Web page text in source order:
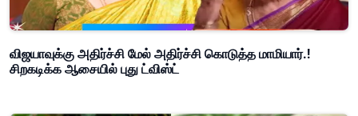
விஜயாவுக்கு அதிர்ச்சி மேல் அதிர்ச்சி கொடுத்த மாமியார்.!
சிறகடிக்க ஆசையில் புது ட்விஸ்ட்